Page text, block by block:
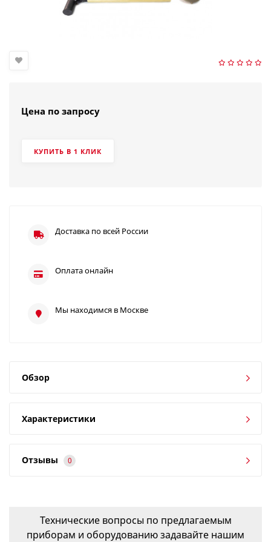
Цена по запросу
КУПИТЬ В 1 КЛИК
Доставка по всей России
Оплата онлайн
Мы находимся в Москве
Обзор
Характеристики
Отзывы 0
Технические вопросы по предлагаемым
приборам и оборудованию задавайте нашим